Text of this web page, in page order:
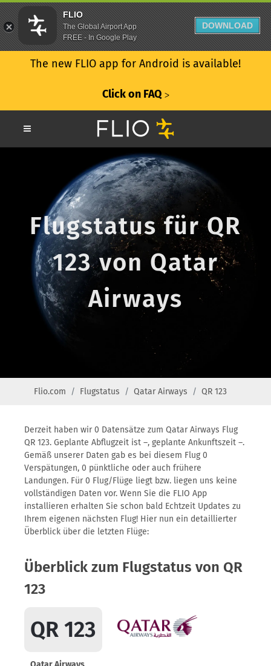
The new FLIO app for Android is available!
Click on FAQ ᐳ
Flugstatus für QR
123 von Qatar
Airways
Flio.com Flugstatus Qatar Airways QR 123
Derzeit haben wir 0 Datensätze zum Qatar Airways Flug
QR 123. Geplante Abflugzeit ist –, geplante Ankunftszeit –.
Gemäß unserer Daten gab es bei diesem Flug 0
Verspätungen, 0 pünktliche oder auch frühere
Landungen. Für 0 Flug/Flüge liegt bzw. liegen uns keine
vollständigen Daten vor. Wenn Sie die FLIO App
installieren erhalten Sie schon bald Echtzeit Updates zu
Ihrem eigenen nächsten Flug! Hier nun ein detaillierter
Überblick über die letzten Flüge:
Überblick zum Flugstatus von QR
123
QR 123
FLIO
The Global Airport App
FREE - In Google Play
DOWNLOAD